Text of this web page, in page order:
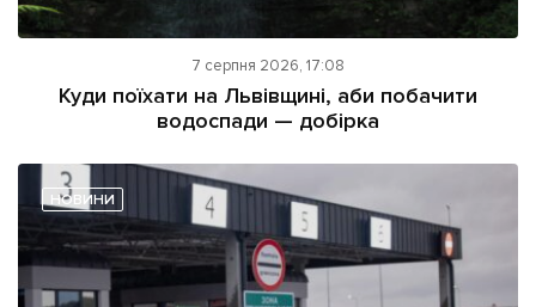
7 серпня 2026, 17:08
Куди поїхати на Львівщині, аби побачити
водоспади — добірка
НОВИНИ